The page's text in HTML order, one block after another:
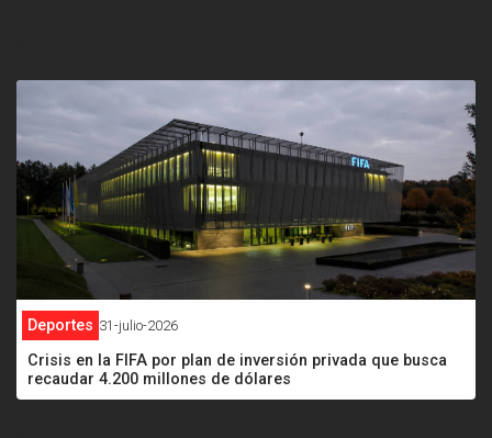
Deportes 31-julio-2026
Crisis en la FIFA por plan de inversión privada que busca
recaudar 4.200 millones de dólares